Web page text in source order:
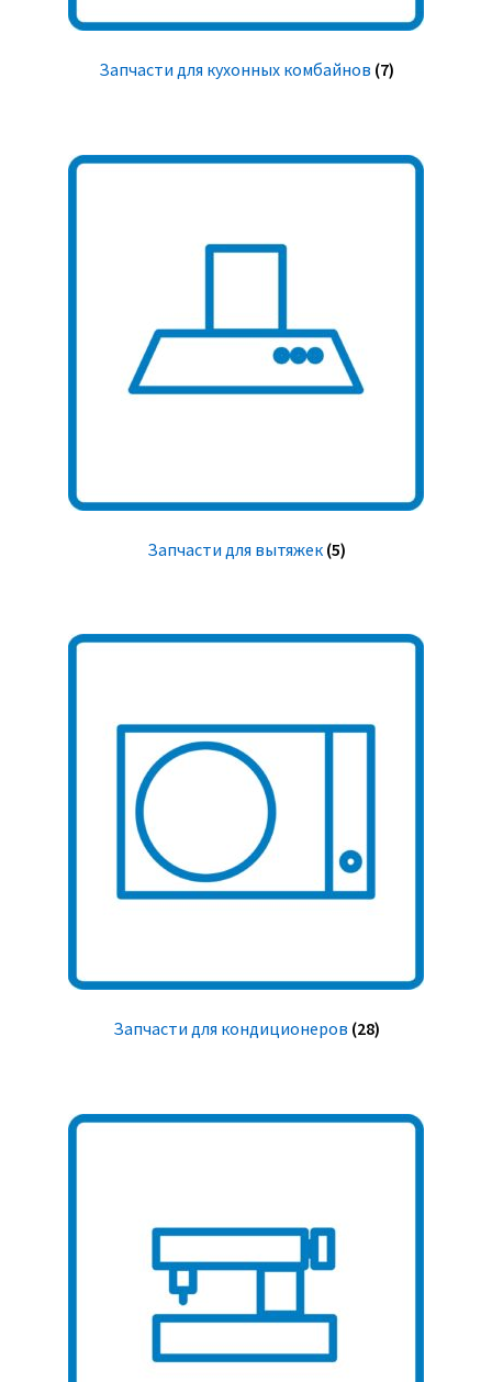
Запчасти для кухонных комбайнов (7)
Запчасти для вытяжек (5)
Запчасти для кондиционеров (28)